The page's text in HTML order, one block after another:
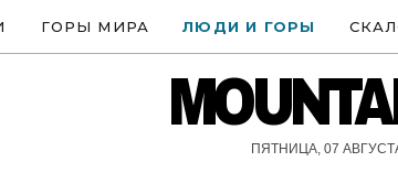
ГОРЫ МИРА ЛЮДИ И ГОРЫ
ПЯТНИЦА, 07